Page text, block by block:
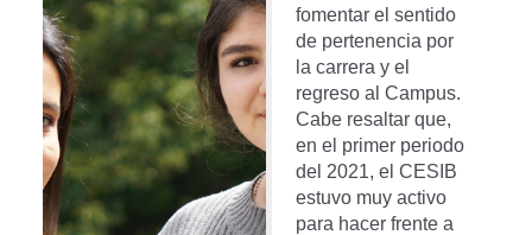
fomentar el sentido
de pertenencia por
la carrera y el
regreso al Campus.
Cabe resaltar que,
en el primer periodo
del 2021, el CESIB
estuvo muy activo
para hacer frente a